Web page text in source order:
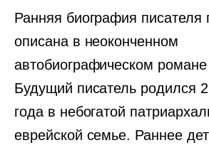
Ранняя биография писателя
описана в неоконченном
автобиографическом
Будущий писатель родился
года в небогатой
еврейской семье. Раннее